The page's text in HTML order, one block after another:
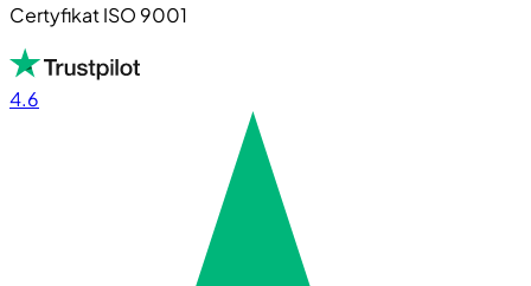
Certyfikat ISO 9001
4.6